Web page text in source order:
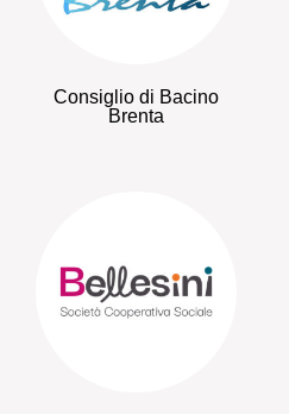
Consiglio di Bacino
Brenta